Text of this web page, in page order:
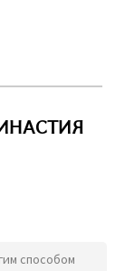
способом